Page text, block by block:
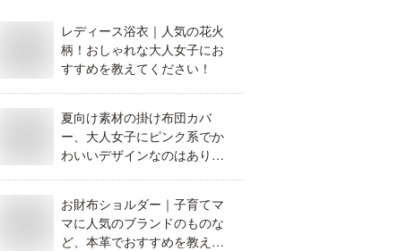
レディース浴衣｜人気の花火
柄！おしゃれな大人女子にお
すすめを教えてください！
夏向け素材の掛け布団カバ
ー、大人女子にピンク系でか
わいいデザインなのはありま
お財布ショルダー｜子育てマ
マに人気のブランドのものな
ど、本革でおすすめを教え